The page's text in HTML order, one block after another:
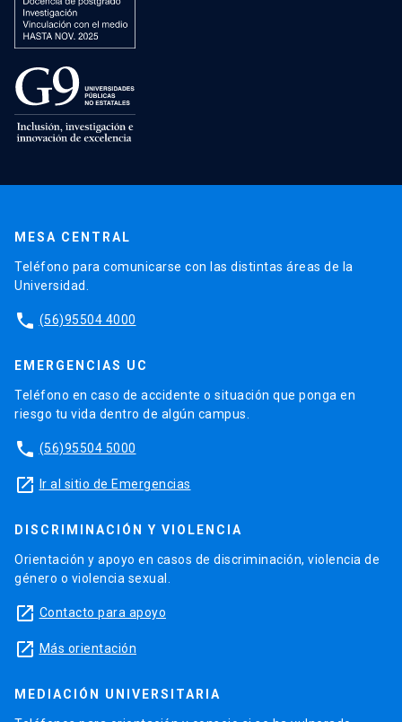
MESA CENTRAL
Teléfono para comunicarse con las distintas áreas de la
Universidad.
phone (56)95504 4000
EMERGENCIAS UC
Teléfono en caso de accidente o situación que ponga en
riesgo tu vida dentro de algún campus.
phone (56)95504 5000
launch Ir al sitio de Emergencias
DISCRIMINACIÓN Y VIOLENCIA
Orientación y apoyo en casos de discriminación, violencia de
género o violencia sexual.
launch Contacto para apoyo
launch Más orientación
MEDIACIÓN UNIVERSITARIA